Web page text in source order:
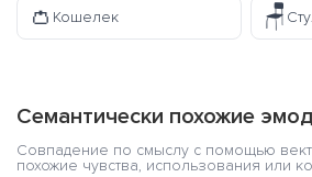
👛 Кошелек 🪑
Семантически похожие
Совпадение по смыслу с помощью
похожие чувства, использования или